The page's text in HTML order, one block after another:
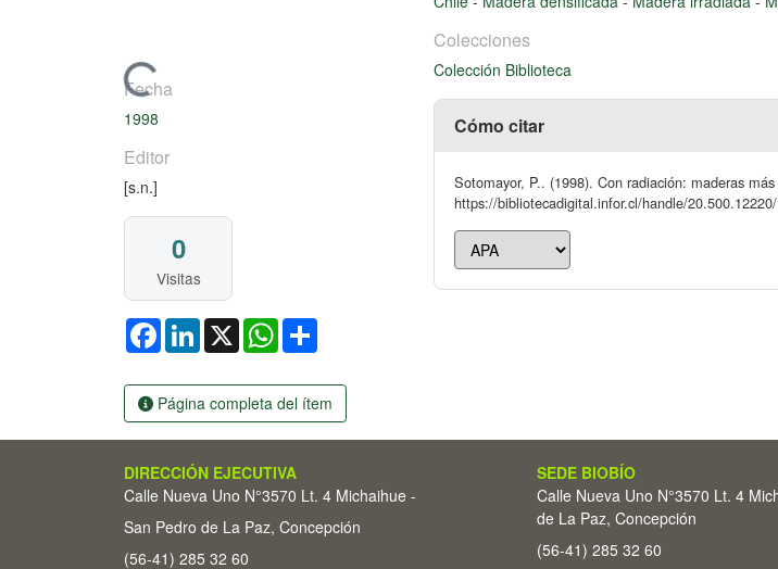
Cargando...
Fecha
1998
Editor
[s.n.]
0
Visitas
FacebookLinkedIn
X WhatsApp
Página completa del ítem
Colecciones
Colección Biblioteca
Cómo citar
Sotomayor, P.. (1998). Con radiación: maderas
https://bibliotecadigital.infor.cl/handle/
DIRECCIÓN EJECUTIVA
Calle Nueva Uno N°3570 Lt. 4 Michaihue -
San Pedro de La Paz, Concepción
(56-41) 285 32 60
SEDE BIOBÍO
Calle Nueva Uno N°3570 Lt. 4
de La Paz, Concepción
(56-41) 285 32 60